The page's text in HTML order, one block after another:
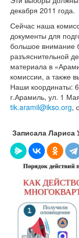
декабря 2011 года.
Сейчас наша
документы для
большое внимание
разъяснительной
материала в
комиссии, а также
Наши координаты:
г.Арамиль, ул. 1
tik.aramil@ikso.org,
Записала Лариса